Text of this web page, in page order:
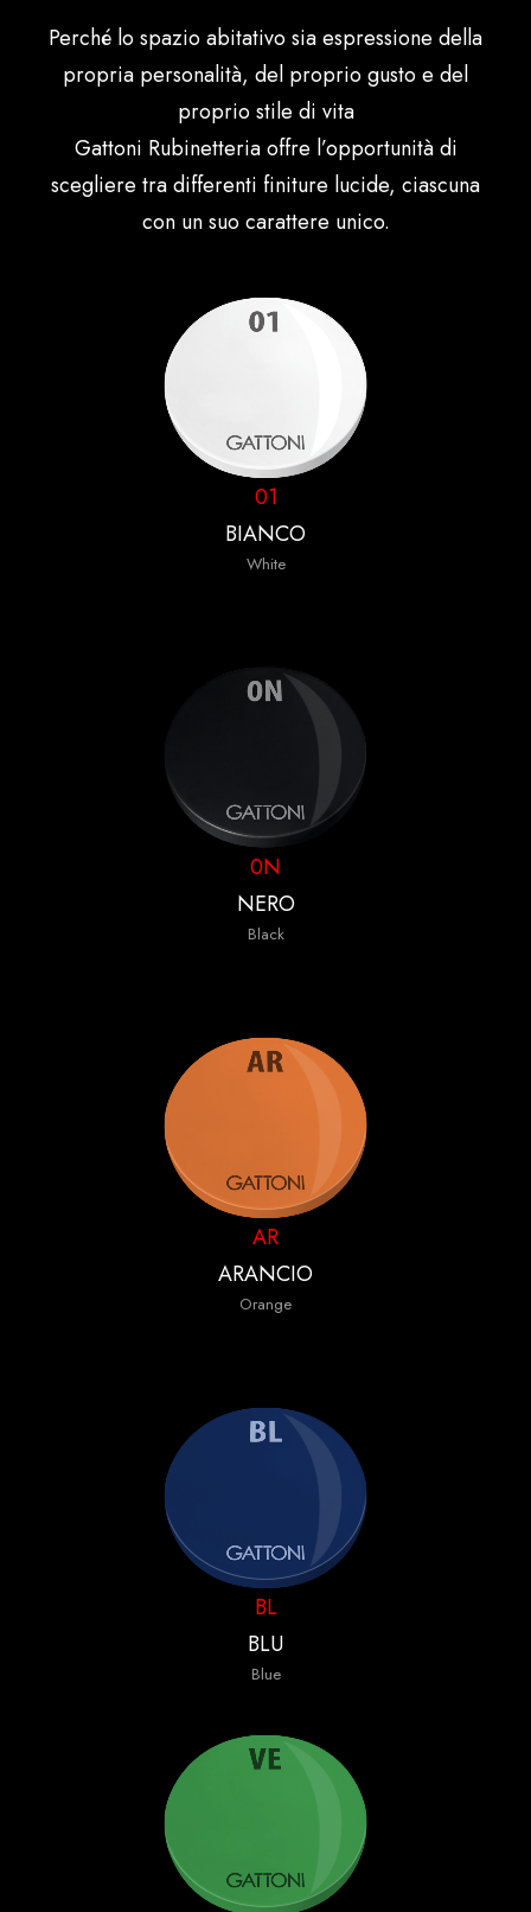
Perché lo spazio abitativo sia espressione della
propria personalità, del proprio gusto e del
proprio stile di vita
Gattoni Rubinetteria offre l’opportunità di
scegliere tra differenti finiture lucide, ciascuna
con un suo carattere unico.
01
BIANCO
White
0N
NERO
Black
AR
ARANCIO
Orange
BL
BLU
Blue